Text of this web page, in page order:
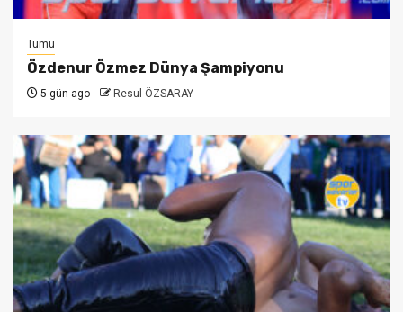
Tümü
Özdenur Özmez Dünya Şampiyonu
5 gün ago Resul ÖZSARAY